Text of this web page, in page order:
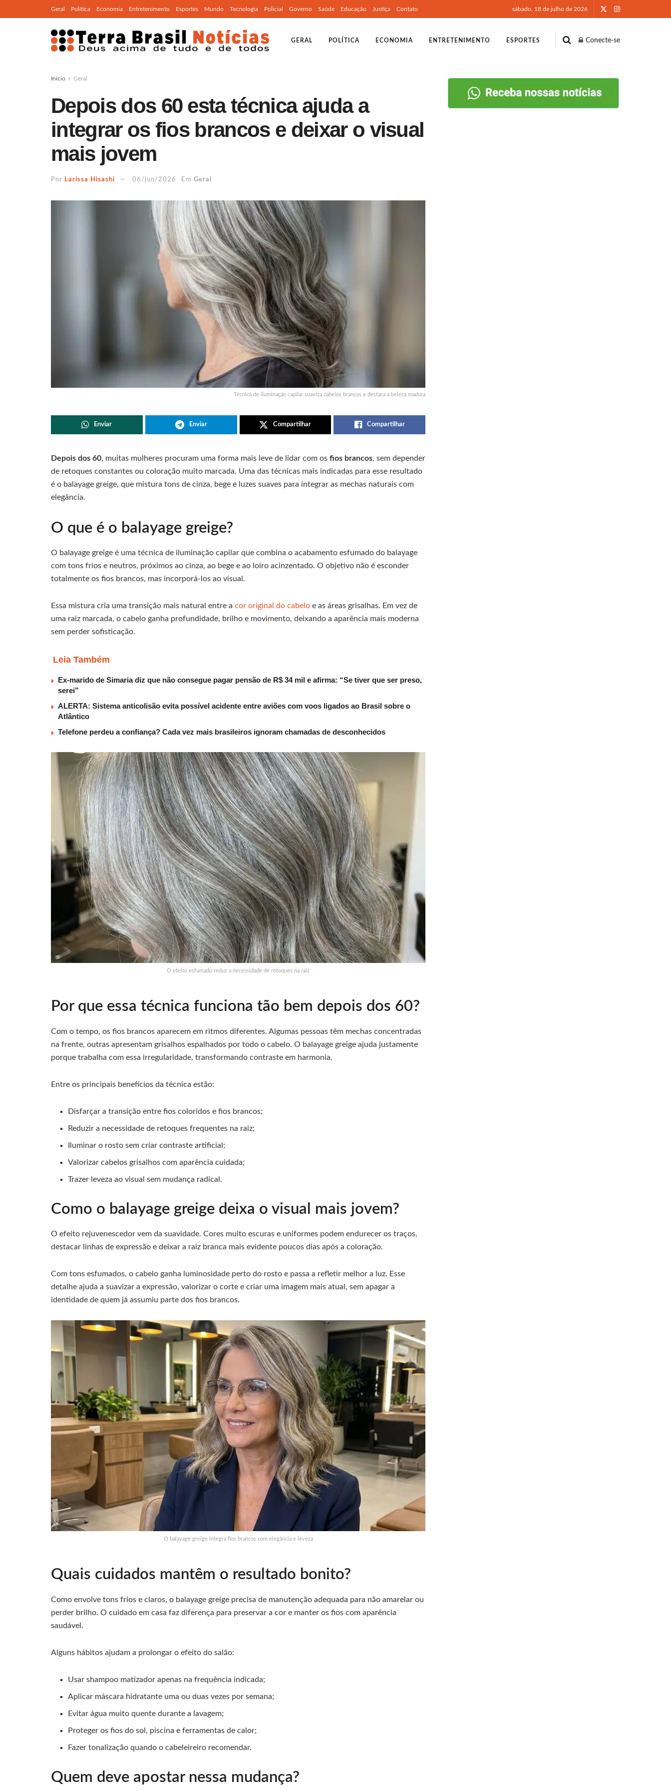
Geral Política Economia Entretenimento Esportes Mundo Tecnologia Policial Governo Saúde Educação Justiça Contato sábado, 18 de julho de 2026
GERAL POLÍTICA ECONOMIA ENTRETENIMENTO ESPORTES Conecte-se
Início Geral
Depois dos 60 esta técnica ajuda a
integrar os fios brancos e deixar o visual
mais jovem
Por Larissa Hisashi 06/jun/2026 Em Geral
Técnica de iluminação capilar suaviza cabelos brancos e destaca a beleza madura
Enviar Enviar Compartilhar Compartilhar
Depois dos 60, muitas mulheres procuram uma forma mais leve de lidar com os fios brancos, sem depender
de retoques constantes ou coloração muito marcada. Uma das técnicas mais indicadas para esse resultado
é o balayage greige, que mistura tons de cinza, bege e luzes suaves para integrar as mechas naturais com
elegância.
O que é o balayage greige?
O balayage greige é uma técnica de iluminação capilar que combina o acabamento esfumado do balayage
com tons frios e neutros, próximos ao cinza, ao bege e ao loiro acinzentado. O objetivo não é esconder
totalmente os fios brancos, mas incorporá-los ao visual.
Essa mistura cria uma transição mais natural entre a cor original do cabelo e as áreas grisalhas. Em vez de
uma raiz marcada, o cabelo ganha profundidade, brilho e movimento, deixando a aparência mais moderna
sem perder sofisticação.
Leia Também
Ex-marido de Simaria diz que não consegue pagar pensão de R$ 34 mil e afirma: “Se tiver que ser preso,
serei”
ALERTA: Sistema anticolisão evita possível acidente entre aviões com voos ligados ao Brasil sobre o
Atlântico
Telefone perdeu a confiança? Cada vez mais brasileiros ignoram chamadas de desconhecidos
O efeito esfumado reduz a necessidade de retoques na raiz
Por que essa técnica funciona tão bem depois dos 60?
Com o tempo, os fios brancos aparecem em ritmos diferentes. Algumas pessoas têm mechas concentradas
na frente, outras apresentam grisalhos espalhados por todo o cabelo. O balayage greige ajuda justamente
porque trabalha com essa irregularidade, transformando contraste em harmonia.
Entre os principais benefícios da técnica estão:
Disfarçar a transição entre fios coloridos e fios brancos;
Reduzir a necessidade de retoques frequentes na raiz;
Iluminar o rosto sem criar contraste artificial;
Valorizar cabelos grisalhos com aparência cuidada;
Trazer leveza ao visual sem mudança radical.
Como o balayage greige deixa o visual mais jovem?
O efeito rejuvenescedor vem da suavidade. Cores muito escuras e uniformes podem endurecer os traços,
destacar linhas de expressão e deixar a raiz branca mais evidente poucos dias após a coloração.
Com tons esfumados, o cabelo ganha luminosidade perto do rosto e passa a refletir melhor a luz. Esse
detalhe ajuda a suavizar a expressão, valorizar o corte e criar uma imagem mais atual, sem apagar a
identidade de quem já assumiu parte dos fios brancos.
O balayage greige integra fios brancos com elegância e leveza
Quais cuidados mantêm o resultado bonito?
Como envolve tons frios e claros, o balayage greige precisa de manutenção adequada para não amarelar ou
perder brilho. O cuidado em casa faz diferença para preservar a cor e manter os fios com aparência
saudável.
Alguns hábitos ajudam a prolongar o efeito do salão:
Usar shampoo matizador apenas na frequência indicada;
Aplicar máscara hidratante uma ou duas vezes por semana;
Evitar água muito quente durante a lavagem;
Proteger os fios do sol, piscina e ferramentas de calor;
Fazer tonalização quando o cabeleireiro recomendar.
Quem deve apostar nessa mudança?